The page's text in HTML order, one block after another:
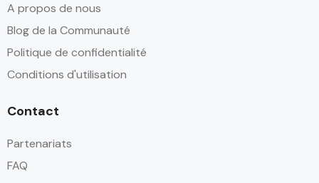
A propos de nous
Blog de la Communauté
Politique de confidentialité
Conditions d'utilisation
Contact
Partenariats
FAQ